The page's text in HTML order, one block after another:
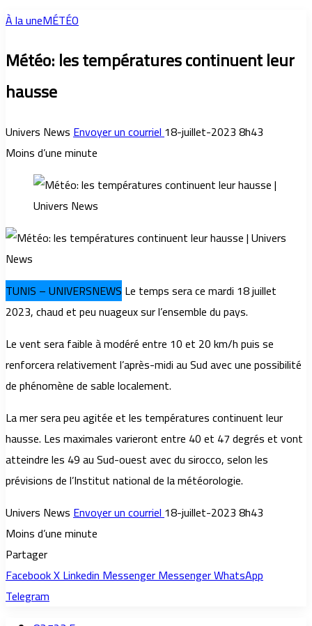
À la uneMÉTÉO
Météo: les températures continuent leur
hausse
Univers NewsEnvoyer un courriel18-juillet-2023 8h43
Moins d’une minute
TUNIS – UNIVERSNEWS Le temps sera ce mardi 18 juillet
2023, chaud et peu nuageux sur l’ensemble du pays.
Le vent sera faible à modéré entre 10 et 20 km/h puis se
renforcera relativement l’après-midi au Sud avec une possibilité
de phénomène de sable localement.
La mer sera peu agitée et les températures continuent leur
hausse. Les maximales varieront entre 40 et 47 degrés et vont
atteindre les 49 au Sud-ouest avec du sirocco, selon les
prévisions de l’Institut national de la météorologie.
Univers NewsEnvoyer un courriel18-juillet-2023 8h43
Moins d’une minute
Partager
FacebookXLinkedinMessengerMessengerWhatsApp
Telegram